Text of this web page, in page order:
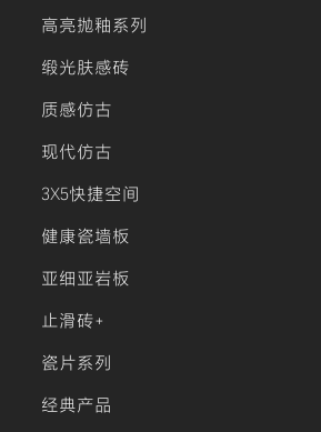
高亮抛釉系列
缎光肤感砖
质感仿古
现代仿古
3X5快捷空间
健康瓷墙板
亚细亚岩板
止滑砖+
瓷片系列
经典产品